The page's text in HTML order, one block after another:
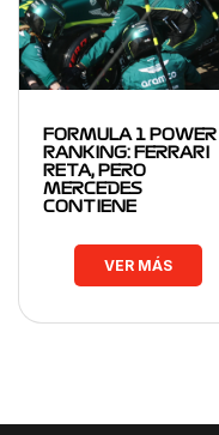
FORMULA 1 POWER
RANKING: FERRARI
RETA, PERO
MERCEDES
CONTIENE
VER MÁS